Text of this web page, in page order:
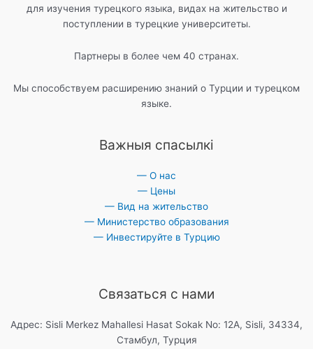
для изучения турецкого языка, видах на жительство и
поступлении в турецкие университеты.
Партнеры в более чем 40 странах.
Мы способствуем расширению знаний о Турции и турецком
языке.
Важныя спасылкі
— О нас
— Цены
— Вид на жительство
— Министерство образования
— Инвестируйте в Турцию
Связаться с нами
Адрес: Sisli Merkez Mahallesi Hasat Sokak No: 12A, Sisli, 34334,
Стамбул, Турция